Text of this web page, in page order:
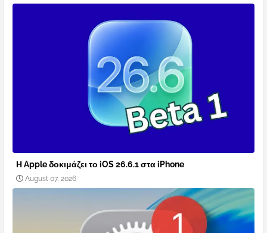
Η Apple δοκιμάζει το iOS 26.6.1 στα iPhone
August 07, 2026